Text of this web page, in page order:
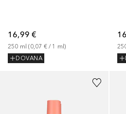
16,99 €
250 ml (0,07 € / 1 ml)
DOVANA